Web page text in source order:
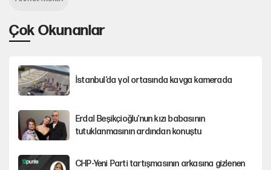
Çok Okunanlar
İstanbul’da yol ortasında kavga kamerada
Erdal Beşikçioğlu'nun kızı babasının
tutuklanmasının ardından konuştu
CHP-Yeni Parti tartışmasının arkasına gizlenen